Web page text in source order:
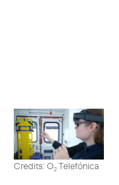
Credits: O2Telefónica